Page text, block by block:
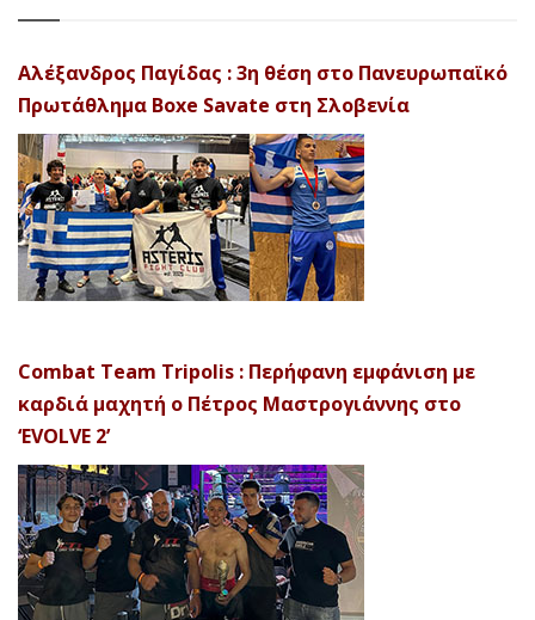
Αλέξανδρος Παγίδας : 3η θέση στο Πανευρωπαϊκό
Πρωτάθλημα Boxe Savate στη Σλοβενία
Combat Team Tripolis : Περήφανη εμφάνιση με
καρδιά μαχητή ο Πέτρος Μαστρογιάννης στο
‘EVOLVE 2’